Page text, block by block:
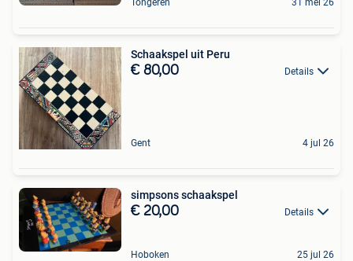
Tongeren 31 mei 26
Schaakspel uit Peru
€ 80,00 Details
Gent 4 jul 26
simpsons schaakspel
€ 20,00 Details
Hoboken 25 jul 26